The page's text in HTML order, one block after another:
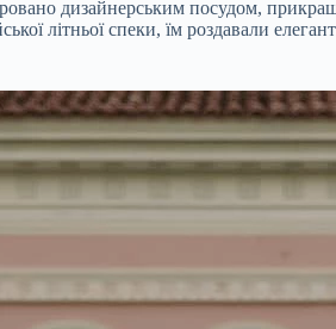
дизайнерським посудом,
літньої спеки, їм роздавали